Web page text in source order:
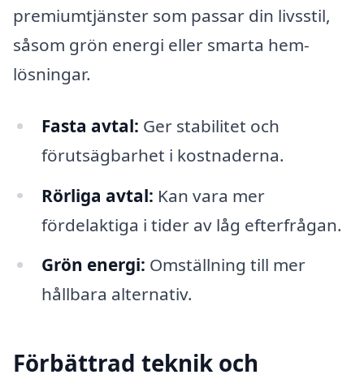
premiumtjänster som passar din livsstil,
såsom grön energi eller smarta hem-
lösningar.
Fasta avtal: Ger stabilitet och
förutsägbarhet i kostnaderna.
Rörliga avtal: Kan vara mer
fördelaktiga i tider av låg efterfrågan.
Grön energi: Omställning till mer
hållbara alternativ.
Förbättrad teknik och